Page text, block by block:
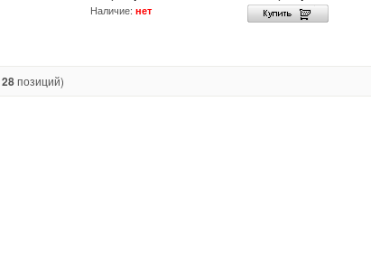
Наличие: нет
28позиций)